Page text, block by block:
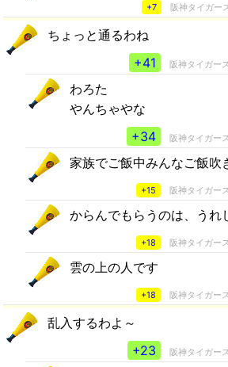
+7 阪神タイガー
ちょっと通るわね
+41
阪神タイガー
わろた
やんちゃやな
+34
阪神タイガー
家族でご飯中みんなご飯吹
+15 阪神タイガー
からんでもらうのは、うれ
+18 阪神タイガー
雲の上の人です
+18 阪神タイガー
乱入するわよ～
+23
阪神タイガー